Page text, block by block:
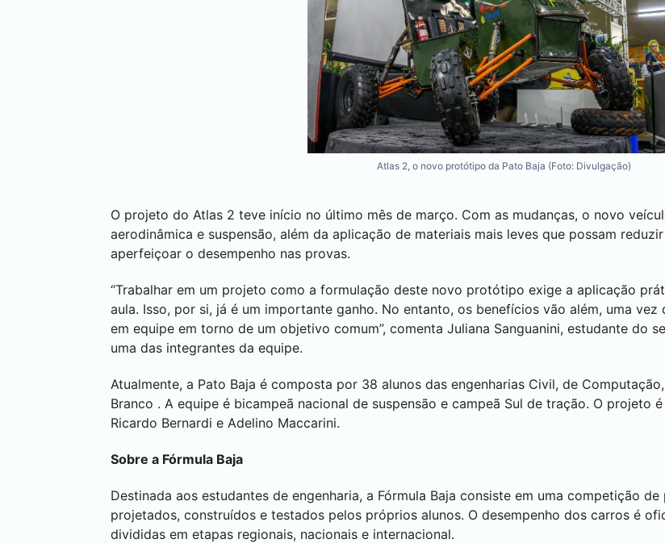
Atlas 2, o novo protótipo da Pato Baja (Foto: Divulgação)
O projeto do Atlas 2 teve início no último mês de março. Com as mudanças, o novo
aerodinâmica e suspensão, além da aplicação de materiais mais leves que possam
aperfeiçoar o desempenho nas provas.
“Trabalhar em um projeto como a formulação deste novo protótipo exige a aplicação
aula. Isso, por si, já é um importante ganho. No entanto, os benefícios vão além, uma
em equipe em torno de um objetivo comum”, comenta Juliana Sanguanini, estudante do
uma das integrantes da equipe.
Atualmente, a Pato Baja é composta por 38 alunos das engenharias Civil, de
Branco . A equipe é bicampeã nacional de suspensão e campeã Sul de tração. O projeto
Ricardo Bernardi e Adelino Maccarini.
Sobre a Fórmula Baja
Destinada aos estudantes de engenharia, a Fórmula Baja consiste em uma competição
projetados, construídos e testados pelos próprios alunos. O desempenho dos carros é
divididas em etapas regionais, nacionais e internacional.